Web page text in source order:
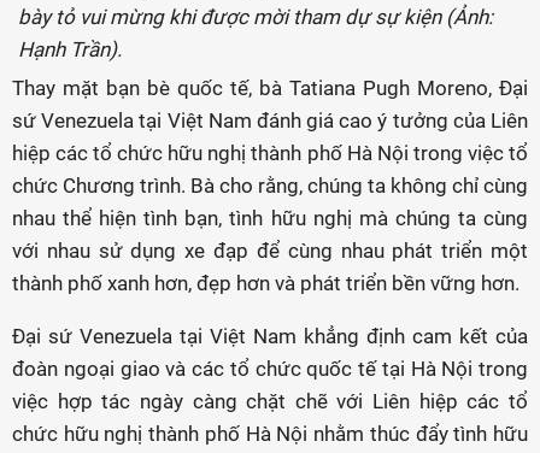
bày tỏ vui mừng khi được mời tham dự sự kiện (Ảnh:
Hạnh Trần).
Thay mặt bạn bè quốc tế, bà Tatiana Pugh Moreno, Đại
sứ Venezuela tại Việt Nam đánh giá cao ý tưởng của Liên
hiệp các tổ chức hữu nghị thành phố Hà Nội trong việc tổ
chức Chương trình. Bà cho rằng, chúng ta không chỉ cùng
nhau thể hiện tình bạn, tình hữu nghị mà chúng ta cùng
với nhau sử dụng xe đạp để cùng nhau phát triển một
thành phố xanh hơn, đẹp hơn và phát triển bền vững hơn.
Đại sứ Venezuela tại Việt Nam khẳng định cam kết của
đoàn ngoại giao và các tổ chức quốc tế tại Hà Nội trong
việc hợp tác ngày càng chặt chẽ với Liên hiệp các tổ
chức hữu nghị thành phố Hà Nội nhằm thúc đẩy tình hữu